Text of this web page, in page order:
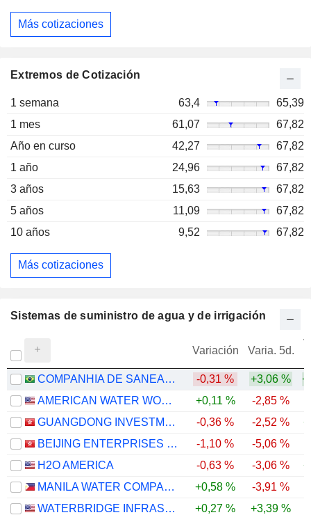
Más cotizaciones
Extremos de Cotización
1 semana 63,4
65,39
1 mes
61,07
67,82
Año en curso
42,27
67,82
1 año
24,96
67,82
3 años
15,63
67,82
5 años
11,09
67,82
10 años
9,52 67,82
Más cotizaciones
Sistemas de suministro de agua y de irrigación
Variación Varia. 5d.
COMPANHIA DE SANEAMENTO DE MINAS GERAIS -0,31 % +3,06 %
AMERICAN WATER WORKS COMPANY, INC.
+0,11 % -2,85 %
GUANGDONG INVESTMENT LIMITED
-0,36 % -2,52 %
BEIJING ENTERPRISES WATER GROUP LIMITED
-1,10 % -5,06 %
H2O AMERICA
-0,63 % -3,06 %
MANILA WATER COMPANY, INC.
+0,58 % -3,91 %
WATERBRIDGE INFRASTRUCTURE LLC
+0,27 %
+3,39 %